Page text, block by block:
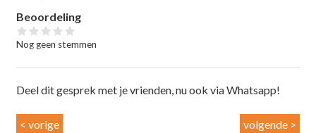
Beoordeling
Nog geen stemmen
Deel dit gesprek met je vrienden, nu ook via Whatsapp!
< vorige volgende >